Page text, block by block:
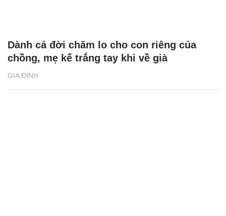
GIA ĐÌNH
Dành cả đời chăm lo cho con riêng của
chồng, mẹ kế trắng tay khi về già